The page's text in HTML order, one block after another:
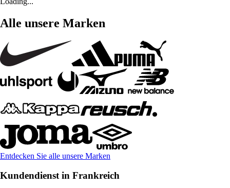
Alle unsere Marken
Entdecken Sie alle unsere Marken
Kundendienst in Frankreich